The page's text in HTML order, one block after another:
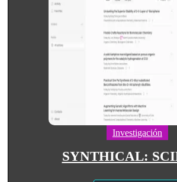
Investigación
SYNTHICAL: